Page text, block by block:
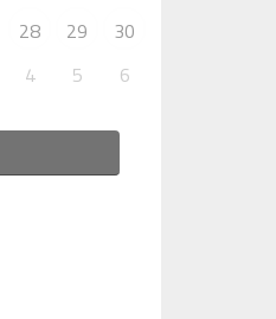
28 29
30
4 5 6